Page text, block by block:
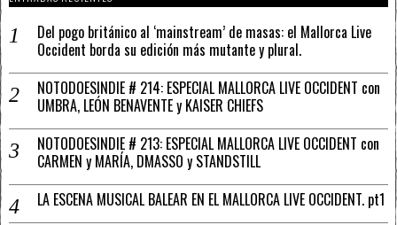
Del pogo británico al ‘mainstream’ de masas: el Mallorca Live
Occident borda su edición más mutante y plural.
NOTODOESINDIE # 214: ESPECIAL MALLORCA LIVE OCCIDENT con
UMBRA, LEÓN BENAVENTE y KAISER CHIEFS
NOTODOESINDIE # 213: ESPECIAL MALLORCA LIVE OCCIDENT con
CARMEN y MARÍA, DMASSO y STANDSTILL
LA ESCENA MUSICAL BALEAR EN EL MALLORCA LIVE OCCIDENT. pt1